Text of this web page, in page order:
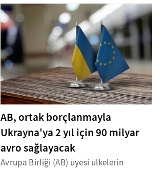
AB, ortak borçlanmayla
Ukrayna'ya 2 yıl için 90 milyar
avro sağlayacak
Avrupa Birliği (AB) üyesi ülkelerin